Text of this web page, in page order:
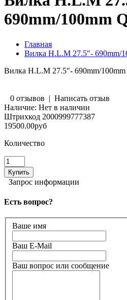
690mm/100mm
Главная
Вилка H.L.M 27.5"- 690mm/
Вилка H.L.M 27.5"- 690mm/100mm
0 отзывов | Написать отзыв
Наличие: Нет в наличии
Штрихкод 2000999777387
19500.00руб
Количество
Запрос информации
Есть вопрос?
Ваше имя
Ваш E-Mail
Ваш вопрос или сообщение